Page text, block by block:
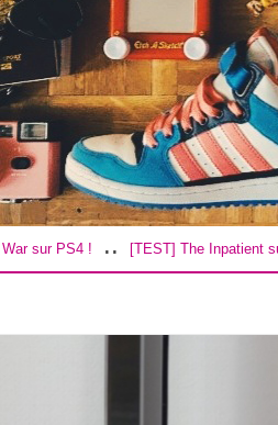
[TEST] The Inpatient sur PS4 / VR ! ..